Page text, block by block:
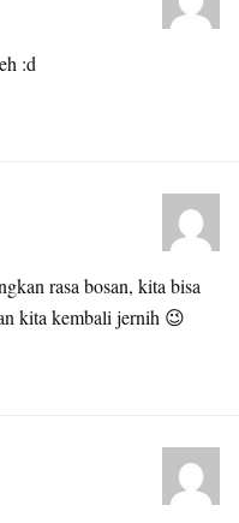
:d
rasa bosan, kita bisa
kita kembali jernih 😉